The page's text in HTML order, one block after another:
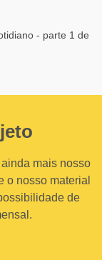
- parte 1 de
mais nosso
o nosso material
de